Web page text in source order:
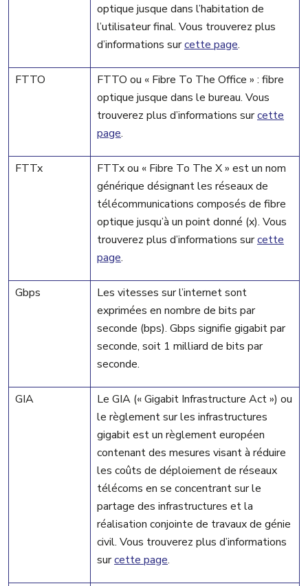
optique jusque dans l’habitation de
l’utilisateur final. Vous trouverez plus
d’informations surcette page.
FTTO
FTTO ou « Fibre To The Office » : fibre
optique jusque dans le bureau. Vous
trouverez plus d’informations surcette
page.
FTTx
FTTx ou « Fibre To The X » est un nom
générique désignant les réseaux de
télécommunications composés de fibre
optique jusqu’à un point donné (x). Vous
trouverez plus d’informations surcette
page.
Gbps
Les vitesses sur l’internet sont
exprimées en nombre de bits par
seconde (bps). Gbps signifie gigabit par
seconde, soit 1 milliard de bits par
seconde.
GIA
Le GIA (« Gigabit Infrastructure Act ») ou
le règlement sur les infrastructures
gigabit est un règlement européen
contenant des mesures visant à réduire
les coûts de déploiement de réseaux
télécoms en se concentrant sur le
partage des infrastructures et la
réalisation conjointe de travaux de génie
civil. Vous trouverez plus d’informations
surcette page.